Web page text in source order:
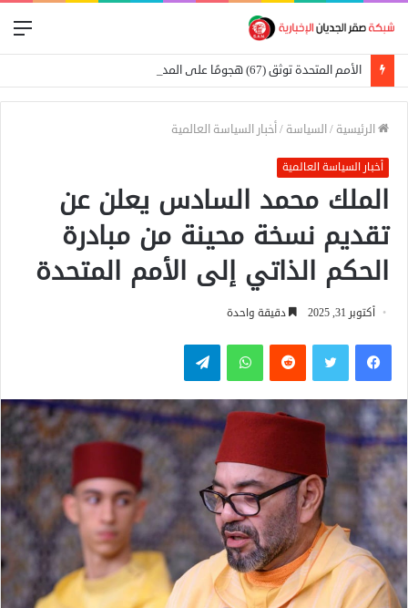
الأمم المتحدة توثق (67) هجومًا على المدارس في السودان
الرئيسية /السياسة /أخبار السياسة العالمية
أخبار السياسة العالمية
الملك محمد السادس يعلن عن
تقديم نسخة محينة من مبادرة
الحكم الذاتي إلى الأمم المتحدة
أكتوبر 31, 2025 دقيقة واحدة
فيسبوكتويتر واتساب تيلقرام